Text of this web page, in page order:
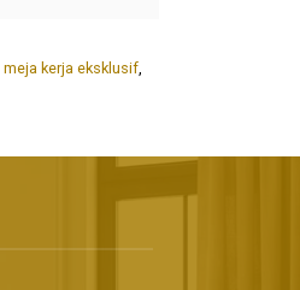
meja kerja eksklusif,